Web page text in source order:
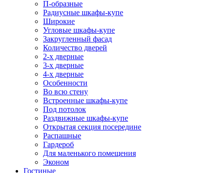
П-образные
Радиусные шкафы-купе
Широкие
Угловые шкафы-купе
Закругленный фасад
Количество дверей
2-х дверные
3-х дверные
4-х дверные
Особенности
Во всю стену
Встроенные шкафы-купе
Под потолок
Раздвижные шкафы-купе
Открытая секция посередине
Распашные
Гардероб
Для маленького помещения
Эконом
Гостиные